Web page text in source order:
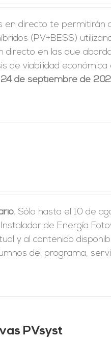
en directo te permitirán
(PV+BESS)
directo en las que
de viabilidad
de septiembre de
Sólo hasta el 10 de
de Energía
y al contenido
del programa,
PVsyst